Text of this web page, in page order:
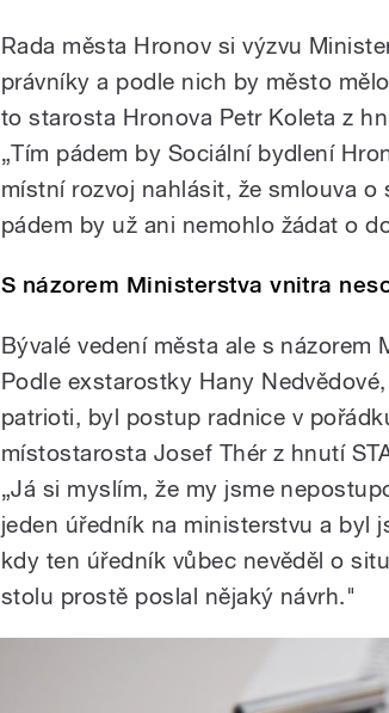
Rada města Hronov si výzvu
právníky a podle nich by město
to starosta Hronova Petr Koleta z
„Tím pádem by Sociální bydlení
místní rozvoj nahlásit, že smlouva
pádem by už ani nemohlo žádat o
S názorem Ministerstva vnitra
Bývalé vedení města ale s názorem
Podle exstarostky Hany
patrioti, byl postup radnice v
místostarosta Josef Thér z hnutí
„Já si myslím, že my jsme
jeden úředník na ministerstvu a byl
kdy ten úředník vůbec nevěděl o
stolu prostě poslal nějaký návrh."